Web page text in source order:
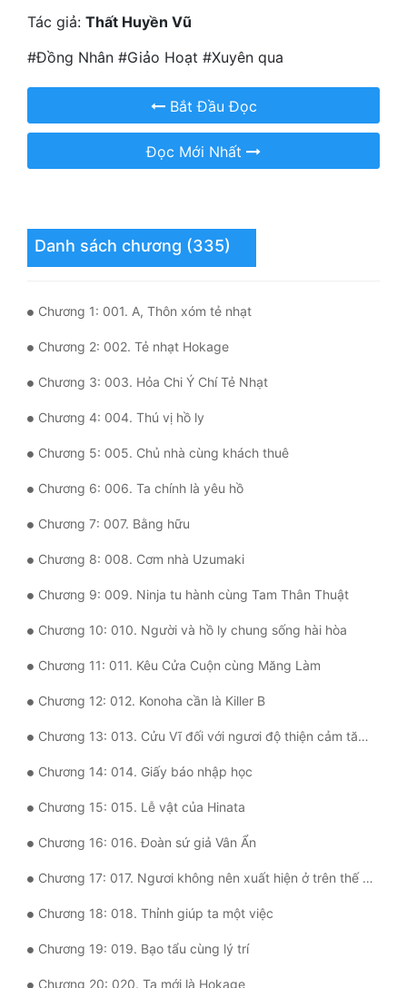
Kỳ Huyễn
Kỳ Ảo
Làm Giàu
Lịch Sử
Mạt Thế
Ngôn Tình
Ngược
Nữ Cường
Nữ Phụ
Phong Thủy - Tâm Linh
Tác giả: Thất Huyền Vũ
#Đồng Nhân #Giảo Hoạt #Xuyên qua
Bắt Đầu Đọc
Đọc Mới Nhất
Danh sách chương (335)
Chương 1: 001. A, Thôn xóm tẻ nhạt
Chương 2: 002. Tẻ nhạt Hokage
Chương 3: 003. Hỏa Chi Ý Chí Tẻ Nhạt
Chương 4: 004. Thú vị hồ ly
Chương 5: 005. Chủ nhà cùng khách thuê
Chương 6: 006. Ta chính là yêu hồ
Chương 7: 007. Bằng hữu
Chương 8: 008. Cơm nhà Uzumaki
Chương 9: 009. Ninja tu hành cùng Tam Thân Thuật
Chương 10: 010. Người và hồ ly chung sống hài hòa
Chương 11: 011. Kêu Cửa Cuộn cùng Măng Làm
Chương 12: 012. Konoha cần là Killer B
Chương 13: 013. Cửu Vĩ đối với ngươi độ thiện cảm tăng cường
Chương 14: 014. Giấy báo nhập học
Chương 15: 015. Lễ vật của Hinata
Chương 16: 016. Đoàn sứ giả Vân Ẩn
Chương 17: 017. Ngươi không nên xuất hiện ở trên thế giới này
Chương 18: 018. Thỉnh giúp ta một việc
Chương 19: 019. Bạo tẩu cùng lý trí
Chương 20: 020. Ta mới là Hokage